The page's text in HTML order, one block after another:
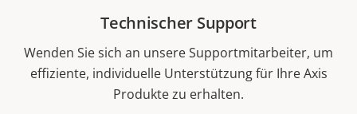
Technischer Support
Wenden Sie sich an unsere Supportmitarbeiter, um
effiziente, individuelle Unterstützung für Ihre Axis
Produkte zu erhalten.